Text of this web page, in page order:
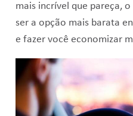
mais incrível que pareça,
ser a opção mais barata
e fazer você economizar